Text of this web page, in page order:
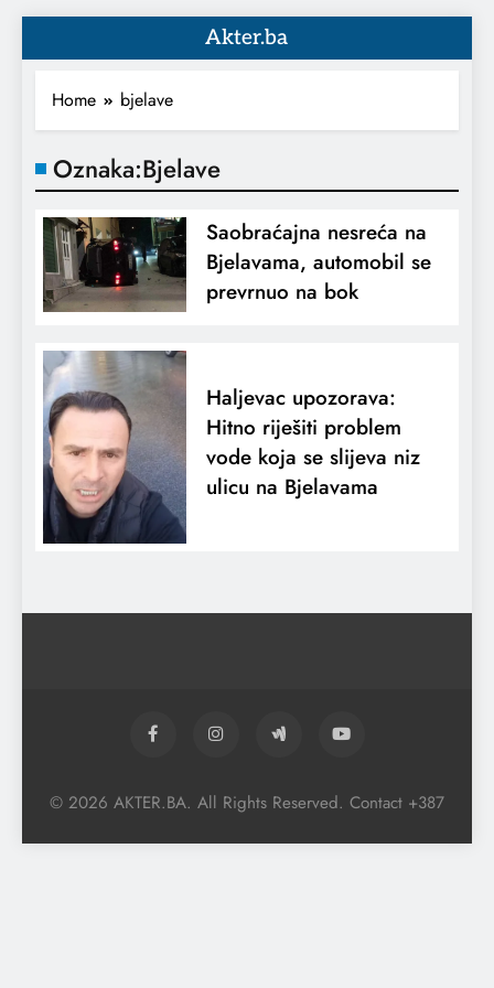
Akter.ba
Home bjelave
Oznaka:Bjelave
Saobraćajna nesreća na
Bjelavama, automobil se
prevrnuo na bok
Haljevac upozorava:
Hitno riješiti problem
vode koja se slijeva niz
ulicu na Bjelavama
© 2026 AKTER.BA. All Rights Reserved. Contact +387